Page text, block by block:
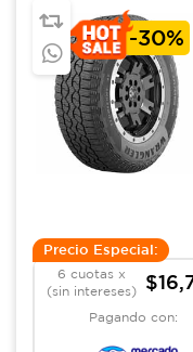
-30%
Precio Especial:
6 cuotas x
(sin intereses)
Pagando con: